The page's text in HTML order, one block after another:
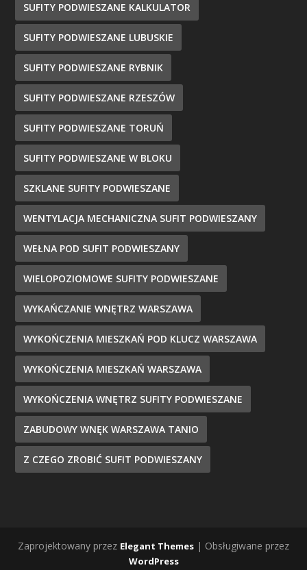
SUFITY PODWIESZANE KALKULATOR
SUFITY PODWIESZANE LUBUSKIE
SUFITY PODWIESZANE RYBNIK
SUFITY PODWIESZANE RZESZÓW
SUFITY PODWIESZANE TORUŃ
SUFITY PODWIESZANE W BLOKU
SZKLANE SUFITY PODWIESZANE
WENTYLACJA MECHANICZNA SUFIT PODWIESZANY
WEŁNA POD SUFIT PODWIESZANY
WIELOPOZIOMOWE SUFITY PODWIESZANE
WYKAŃCZANIE WNĘTRZ WARSZAWA
WYKOŃCZENIA MIESZKAŃ POD KLUCZ WARSZAWA
WYKOŃCZENIA MIESZKAŃ WARSZAWA
WYKOŃCZENIA WNĘTRZ SUFITY PODWIESZANE
ZABUDOWY WNĘK WARSZAWA TANIO
Z CZEGO ZROBIĆ SUFIT PODWIESZANY
Zaprojektowany przez Elegant Themes | Obsługiwane przez
WordPress